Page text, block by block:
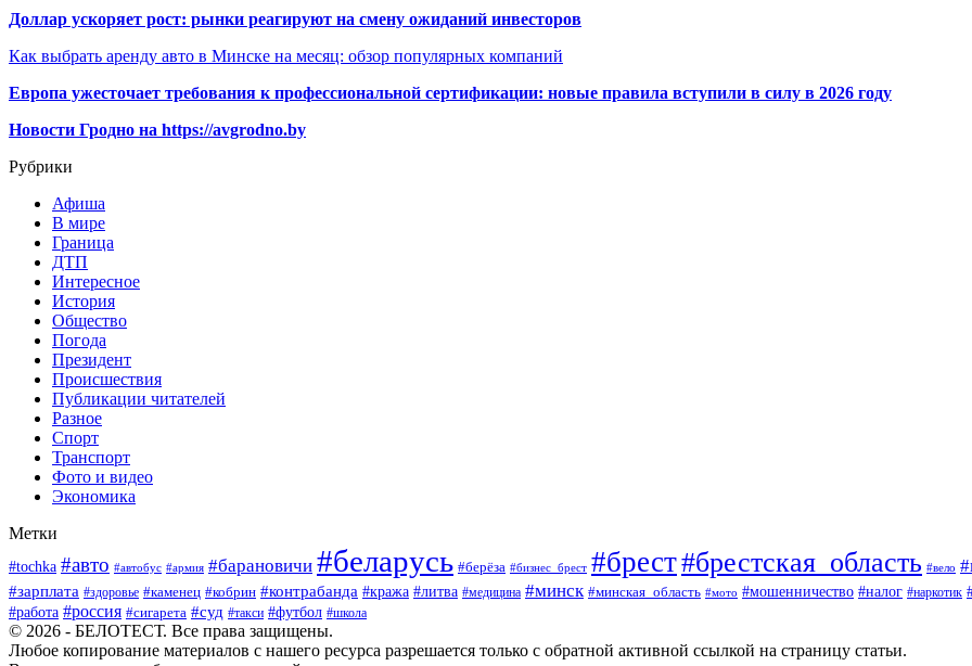
Доллар ускоряет рост: рынки реагируют на смену ожиданий инвесторов
Как выбрать аренду авто в Минске на месяц: обзор популярных компаний
Европа ужесточает требования к профессиональной сертификации: новые правила вступили в силу в 2026 году
Новости Гродно на https://avgrodno.by
Рубрики
Афиша
В мире
Граница
ДТП
Интересное
История
Общество
Погода
Президент
Происшествия
Публикации читателей
Разное
Спорт
Транспорт
Фото и видео
Экономика
Метки
#tochka #авто #автобус #армия #барановичи #беларусь #берёза #бизнес_брест #брест#брестская_область #вело
#зарплата #здоровье #каменец #кобрин #контрабанда #кража #литва #медицина #минск #минская_область #мото #мошенничество #налог #наркотик
#работа #россия #сигарета #суд #такси #футбол #школа
© 2026 - БЕЛОТЕСТ. Все права защищены.
Любое копирование материалов с нашего ресурса разрешается только с обратной активной ссылкой на страницу статьи.